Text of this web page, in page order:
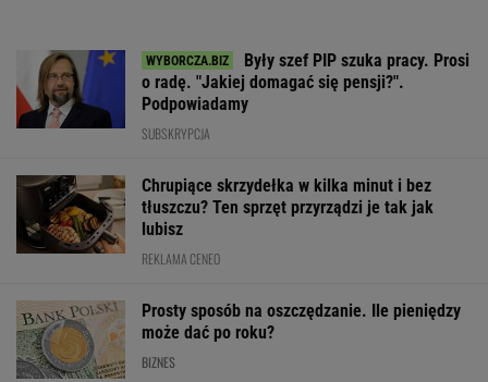
Były szef PIP szuka pracy. Prosi
o radę. "Jakiej domagać się pensji?".
Podpowiadamy
SUBSKRYPCJA
Chrupiące skrzydełka w kilka minut i bez
tłuszczu? Ten sprzęt przyrządzi je tak jak
lubisz
REKLAMA CENEO
Prosty sposób na oszczędzanie. Ile pieniędzy
może dać po roku?
BIZNES